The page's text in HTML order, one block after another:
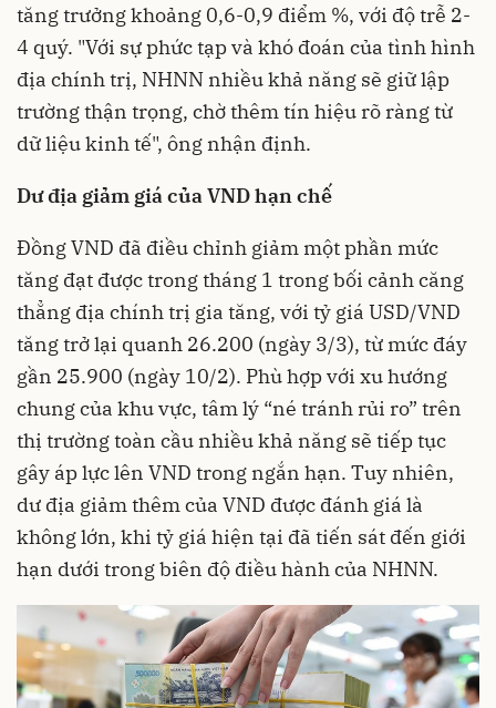
tăng trưởng khoảng 0,6-0,9 điểm %, với độ trễ 2-
4 quý. "Với sự phức tạp và khó đoán của tình hình
địa chính trị, NHNN nhiều khả năng sẽ giữ lập
trường thận trọng, chờ thêm tín hiệu rõ ràng từ
dữ liệu kinh tế", ông nhận định.
Dư địa giảm giá của VND hạn chế
Đồng VND đã điều chỉnh giảm một phần mức
tăng đạt được trong tháng 1 trong bối cảnh căng
thẳng địa chính trị gia tăng, với tỷ giá USD/VND
tăng trở lại quanh 26.200 (ngày 3/3), từ mức đáy
gần 25.900 (ngày 10/2). Phù hợp với xu hướng
chung của khu vực, tâm lý “né tránh rủi ro” trên
thị trường toàn cầu nhiều khả năng sẽ tiếp tục
gây áp lực lên VND trong ngắn hạn. Tuy nhiên,
dư địa giảm thêm của VND được đánh giá là
không lớn, khi tỷ giá hiện tại đã tiến sát đến giới
hạn dưới trong biên độ điều hành của NHNN.